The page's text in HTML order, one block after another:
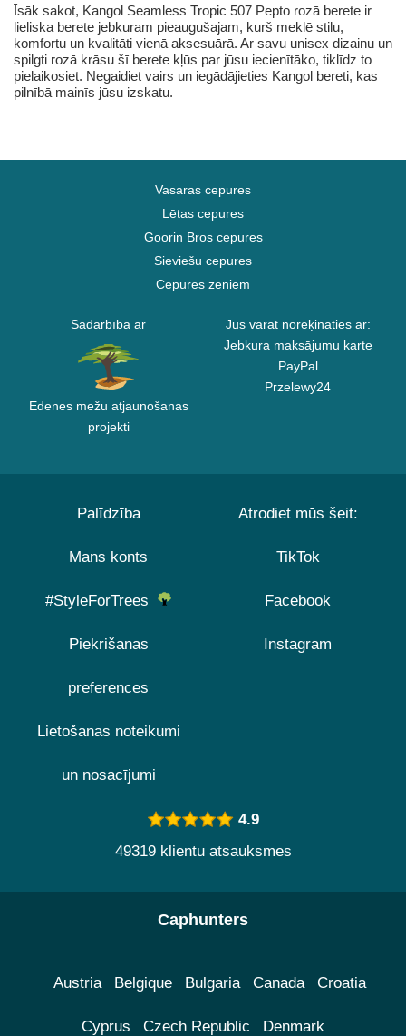
Īsāk sakot, Kangol Seamless Tropic 507 Pepto rozā berete ir
lieliska berete jebkuram pieaugušajam, kurš meklē stilu,
komfortu un kvalitāti vienā aksesuārā. Ar savu unisex dizainu un
spilgti rozā krāsu šī berete kļūs par jūsu iecienītāko, tiklīdz to
pielaikosiet. Negaidiet vairs un iegādājieties Kangol bereti, kas
pilnībā mainīs jūsu izskatu.
Vasaras cepures
Lētas cepures
Goorin Bros cepures
Sieviešu cepures
Cepures zēniem
Sadarbībā ar
Ēdenes mežu atjaunošanas
projekti
Jūs varat norēķināties ar:
Jebkura maksājumu karte
PayPal
Przelewy24
Palīdzība
Mans konts
#StyleForTrees
Piekrišanas
preferences
Lietošanas noteikumi
un nosacījumi
Atrodiet mūs šeit:
TikTok
Facebook
Instagram
4.9
49319 klientu atsauksmes
Caphunters
Austria Belgique Bulgaria Canada Croatia
Cyprus Czech Republic Denmark